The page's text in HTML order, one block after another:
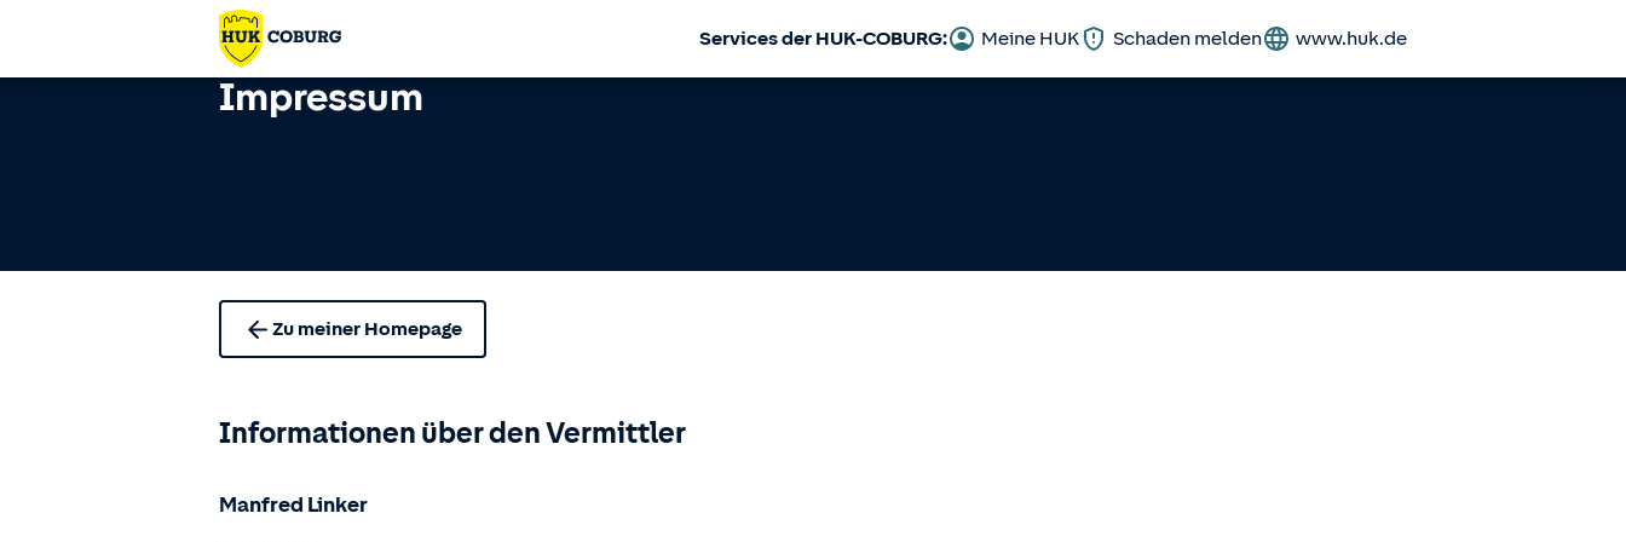
Services der HUK-COBURG: Meine HUK Schaden melden www.huk.de
Impressum
Zu meiner Homepage
Informationen über den Vermittler
Manfred Linker